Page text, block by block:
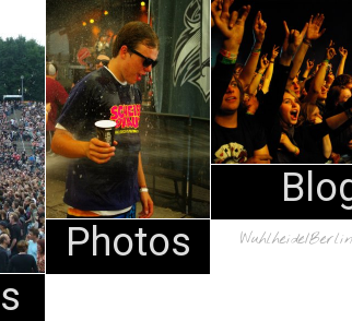
Photos
Wuhlheide/Berlin